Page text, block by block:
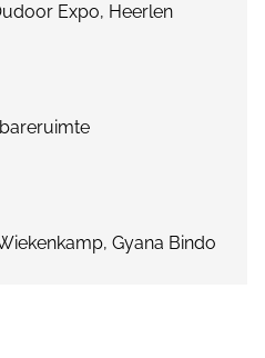
Expo, Heerlen
Gyana Bindo